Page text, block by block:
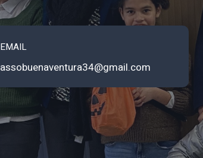
EMAIL
assobuenaventura34@gmail.com